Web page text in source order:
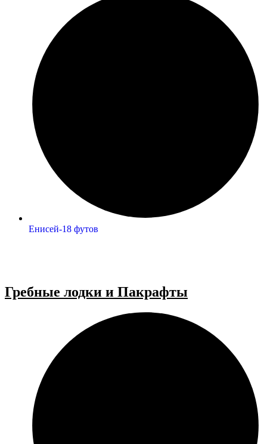
Енисей-18 футов
Гребные лодки и Пакрафты